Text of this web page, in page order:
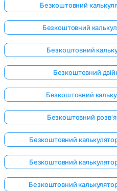
Безкоштовний
Безкоштовний
Безкоштовний
Безкоштовний
Безкоштовний
Безкоштовний
Безкоштовний
Безкоштовний
Безкоштовний калькулятор